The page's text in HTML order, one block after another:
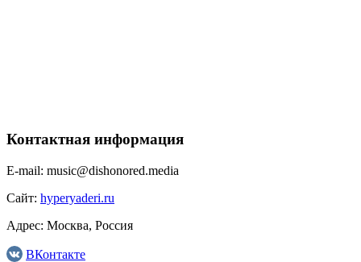
Контактная информация
E-mail: music@dishonored.media
Сайт: hyperyaderi.ru
Адрес: Москва, Россия
ВКонтакте